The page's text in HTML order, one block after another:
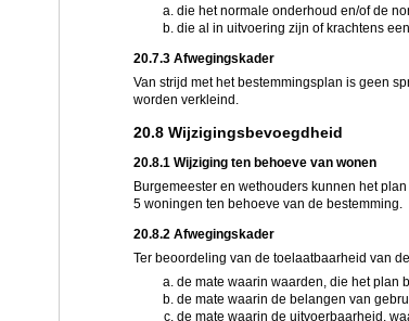
die het normale onderhoud en/of de
die al in uitvoering zijn of krachtens
20.7.3 Afwegingskader
Van strijd met het bestemmingsplan is geen
worden verkleind.
20.8 Wijzigingsbevoegdheid
20.8.1 Wijziging ten behoeve van wonen
Burgemeester en wethouders kunnen het
5 woningen ten behoeve van de bestemming.
20.8.2 Afwegingskader
Ter beoordeling van de toelaatbaarheid van
de mate waarin waarden, die het plan
de mate waarin de belangen van
de mate waarin de uitvoerbaarheid,